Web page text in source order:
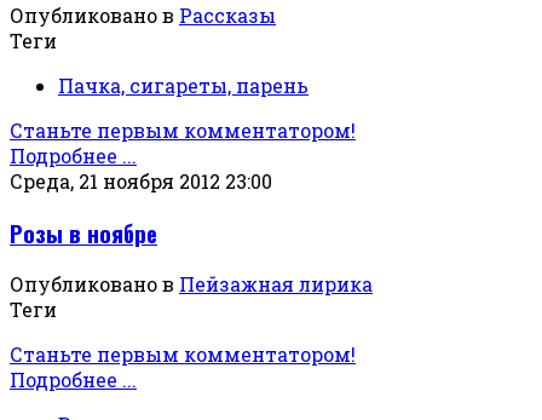
Опубликовано в Рассказы
Теги
Пачка, сигареты, парень
Станьте первым комментатором!
Подробнее ...
Среда, 21 ноября 2012 23:00
Розы в ноябре
Опубликовано в Пейзажная лирика
Теги
Станьте первым комментатором!
Подробнее ...